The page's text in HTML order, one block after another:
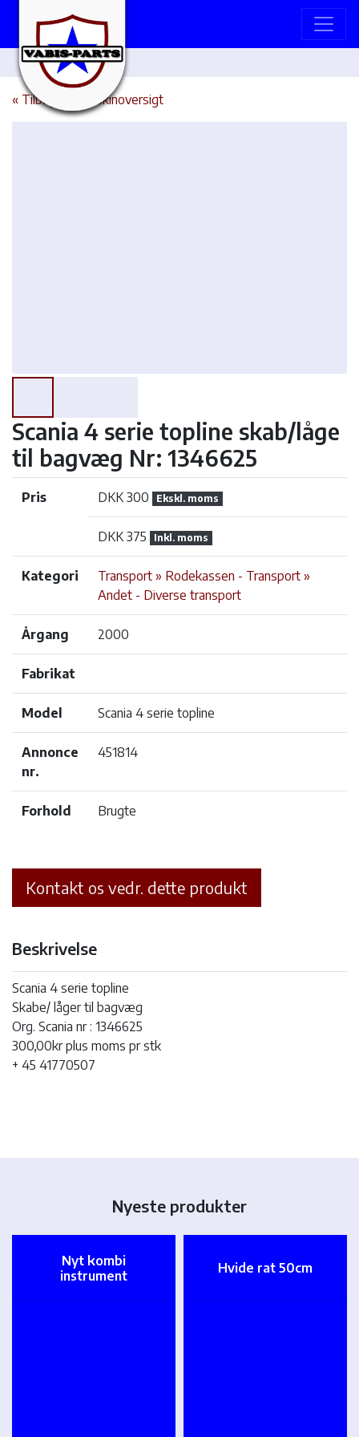
« Tilbage til maskinoversigt
Scania 4 serie topline skab/låge
til bagvæg Nr: 1346625
Pris DKK 300 Ekskl. moms
DKK 375 Inkl. moms
Kategori
Transport » Rodekassen - Transport »
Andet - Diverse transport
Årgang 2000
Fabrikat
Model Scania 4 serie topline
Annonce
nr.
451814
Forhold Brugte
Kontakt os vedr. dette produkt
Beskrivelse
Scania 4 serie topline
Skabe/ låger til bagvæg
Org. Scania nr : 1346625
300,00kr plus moms pr stk
+ 45 41770507
Nyeste produkter
Nyt kombi
instrument
Hvide rat 50cm